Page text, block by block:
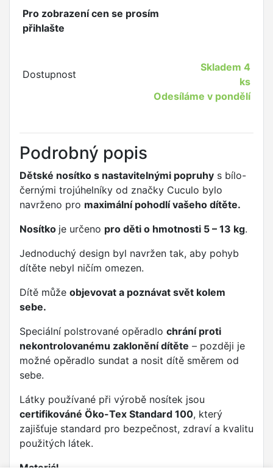
Pro zobrazení cen se prosím
přihlašte
Dostupnost
Skladem4
ks
Odesíláme v pondělí
Podrobný popis
Dětské nosítko s nastavitelnými popruhy s bílo-
černými trojúhelníky od značky Cuculo bylo
navrženo pro maximální pohodlí vašeho dítěte.
Nosítko je určeno pro děti o hmotnosti 5 – 13 kg.
Jednoduchý design byl navržen tak, aby pohyb
dítěte nebyl ničím omezen.
Dítě může objevovat a poznávat svět kolem
sebe.
Speciální polstrované opěradlo chrání proti
nekontrolovanému zaklonění dítěte – později je
možné opěradlo sundat a nosit dítě směrem od
sebe.
Látky používané při výrobě nosítek jsou
certifikováné Öko-Tex Standard 100, který
zajišťuje standard pro bezpečnost, zdraví a kvalitu
použitých látek.
Materiál